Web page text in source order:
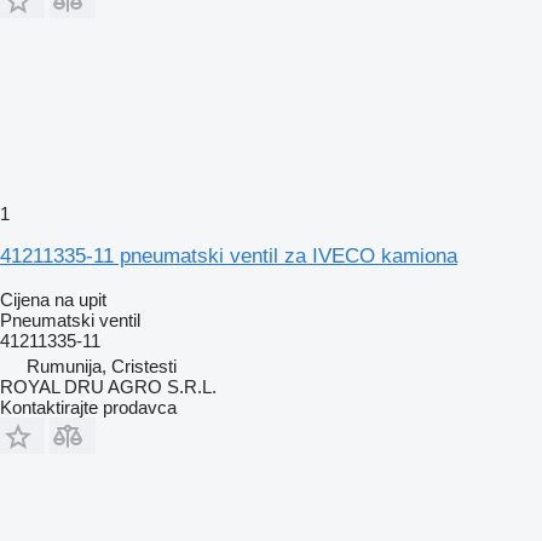
1
41211335-11 pneumatski ventil za IVECO kamiona
Cijena na upit
Pneumatski ventil
41211335-11
Rumunija, Cristesti
ROYAL DRU AGRO S.R.L.
Kontaktirajte prodavca